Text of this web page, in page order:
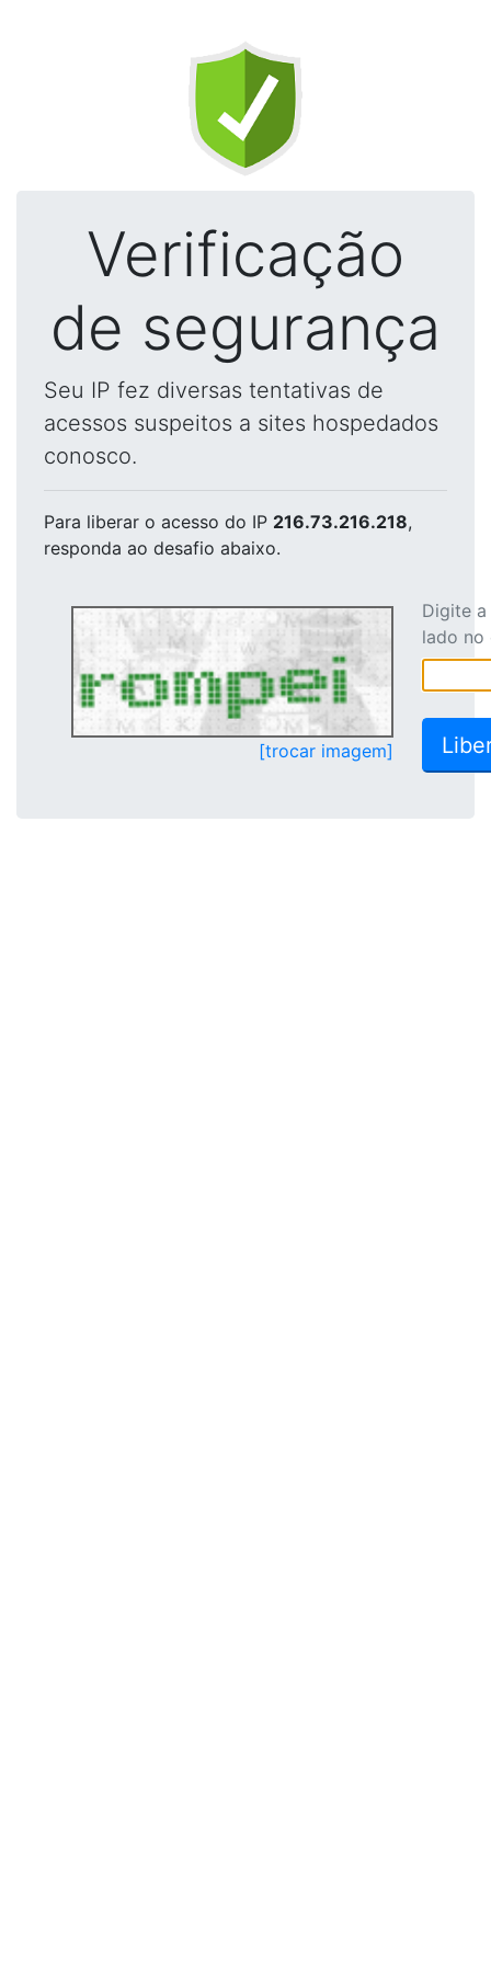
Verificação
de segurança
Seu IP fez diversas tentativas de
acessos suspeitos a sites hospedados
conosco.
Para liberar o acesso do IP 216.73.216.218,
responda ao desafio abaixo.
[trocar imagem]
Digite
lado no